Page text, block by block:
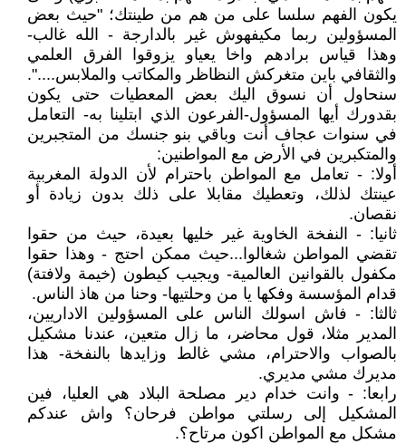
يكون الفهم سلسا على من هم من طينتك؛ "حيث بعض
المسؤولين ربما مكيفهوش غير بالدارجة - الله غالب-
وهذا قياس برادهم واخا يعياو يزوقوا الفرق العلمي
والثقافي باين متغركش النظاظر والمكاتب والملابس....".
سنحاول أن نسوق اليك بعض المعطيات حتى يكون
بقدورك أيها المسؤول-الفرعون الذي ابتلينا به- التعامل
في سنوات عجاف أنت وباقي بنو جنسك من المتجبرين
والمتكبرين في الأرض مع المواطنين:
أولا: - تعامل مع المواطن باحترام لأن الدولة المغربية
عينتك لذلك، وتعطيك مقابلا على ذلك بدون زيادة أو
نقصان.
ثانيا: - النفخة الخاوية غير خليها بعيدة، حيث من حقوا
تقضي المواطن شغالوا...حيث ممكن احتج - وهذا حقوا
مكفول بالقوانين العالمية- ويجيب كيطون (خيمة ولافتة)
قدام المؤسسة وفكها يا من وحلتيها- وحنا من هاذ الناس.
ثالثا: - فاش اسولك الناس على المسؤولين الاداريين،
المدير مثلا، قول محاضر، ما زال متعين، عندنا مشكيل
بالصواب والاحترام، مشي غالط وزايدها بالنفخة- هذا
مديرك مشي مديري.
رابعا: - وانت خدام دير مصلحة البلاد هي العليا، فين
المشكيل إلى رسلتي مواطن فرحان؟ واش عندكم
مشكل مع المواطن اكون مرتاح؟.